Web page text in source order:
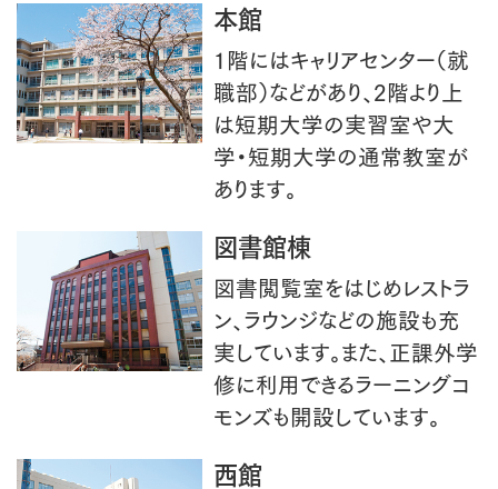
本館
1階にはキャリアセンター（就
職部）などがあり、2階より上
は短期大学の実習室や大
学・短期大学の通常教室が
あります。
図書館棟
図書閲覧室をはじめレストラ
ン、ラウンジなどの施設も充
実しています。また、正課外学
修に利用できるラーニングコ
モンズも開設しています。
西館